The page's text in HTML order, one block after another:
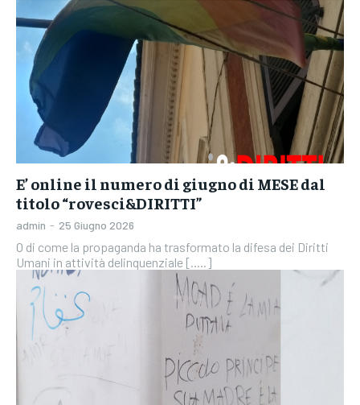
E’ online il numero di giugno di MESE dal
titolo “rovesci&DIRITTI”
admin - 25 Giugno 2026
O di come la propaganda ha trasformato la difesa dei Diritti
Umani in attività delinquenziale [.....]